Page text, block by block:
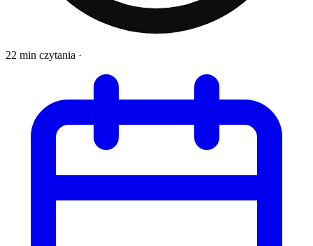
22 min czytania ·